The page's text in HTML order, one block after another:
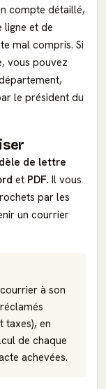
compte détaillé,
et de
mal compris. Si
vous pouvez
le président du
de lettre
et PDF. Il vous
par les
un courrier
à son
taxes), en
de chaque
achevées.